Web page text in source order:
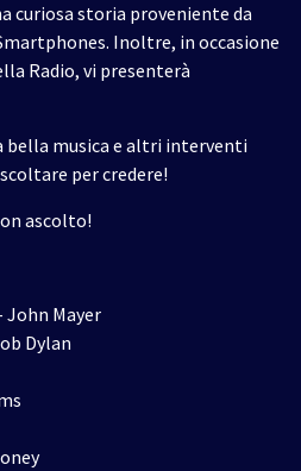
curiosa storia proveniente da
Inoltre, in occasione
Radio, vi presenterà
bella musica e altri interventi
per credere!
ascolto!
John Mayer
Dylan